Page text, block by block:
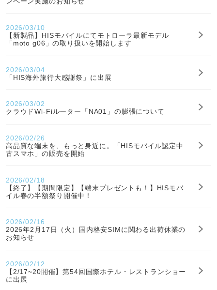
2026/03/10
【新製品】HISモバイルにてモトローラ最新モデル
「moto g06」の取り扱いを開始します
2026/03/04
「HIS海外旅行大感謝祭」に出展
2026/03/02
クラウドWi-Fiルーター「NA01」の膨張について
2026/02/26
高品質な端末を、もっと身近に。「HISモバイル認定中
古スマホ」の販売を開始
2026/02/18
【終了】【期間限定】【端末プレゼントも！】HISモバ
イル春の半額祭り開催中！
2026/02/16
2026年2月17日（火）国内格安SIMに関わる出荷休業の
お知らせ
2026/02/12
【2/17~20開催】第54回国際ホテル・レストランショー
に出展